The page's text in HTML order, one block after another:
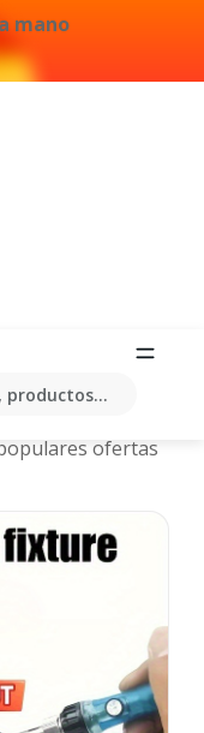
mano
productos...
y
ofertas